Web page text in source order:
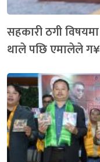
सहकारी ठगी विषयमा
थाले पछि एमालेले